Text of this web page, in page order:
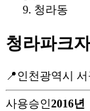
청라동
청라파크
📍인천광역시
사용승인2016년